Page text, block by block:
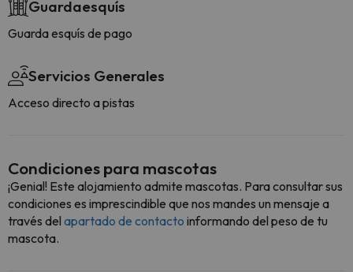
Guardaesquís
Guarda esquís de pago
Servicios Generales
Acceso directo a pistas
Condiciones para mascotas
¡Genial! Este alojamiento admite mascotas. Para consultar sus
condiciones es imprescindible que nos mandes un mensaje a
través del apartado de contacto informando del peso de tu
mascota.